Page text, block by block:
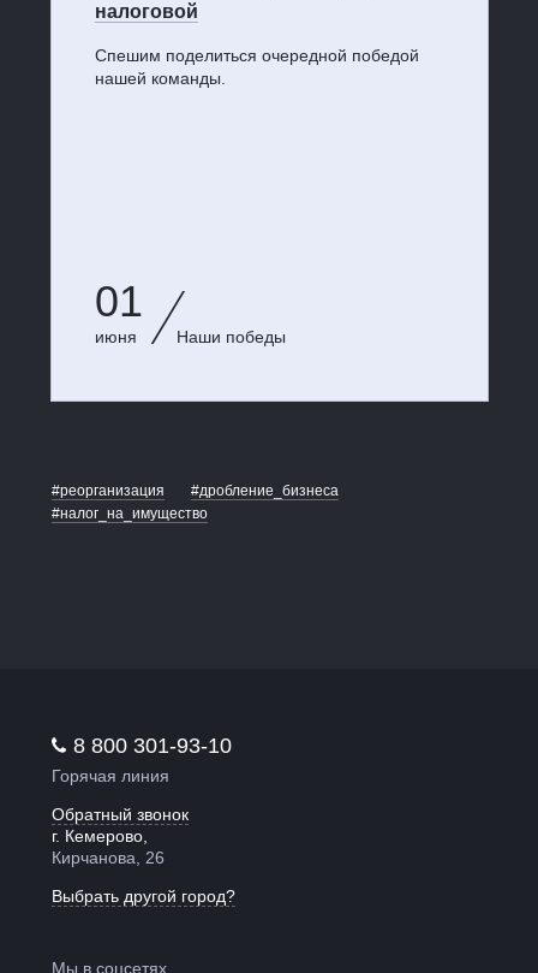
налоговой
Спешим поделиться очередной победой
нашей команды.
01
июня Наши победы
#реорганизация
#дробление_бизнеса
#налог_на_имущество
8 800 301-93-10
Горячая линия
Обратный звонок
г. Кемерово,
Кирчанова, 26
Выбрать другой город?
Мы в соцсетях